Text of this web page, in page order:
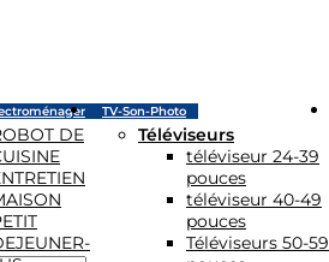
DE
TV-Son-Photo
Téléviseurs
téléviseur 24-39
pouces
téléviseur 40-49
pouces
Téléviseurs 50-59